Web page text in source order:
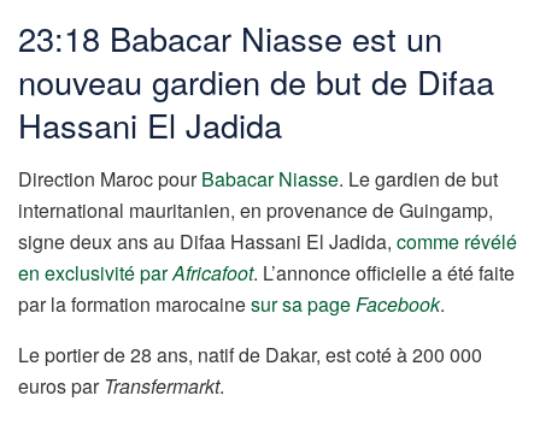
23:18 Babacar Niasse est un
nouveau gardien de but de Difaa
Hassani El Jadida
Direction Maroc pourBabacar Niasse. Le gardien de but
international mauritanien, en provenance de Guingamp,
signe deux ans au Difaa Hassani El Jadida, comme révélé
en exclusivité parAfricafoot. L’annonce officielle a été faite
par la formation marocainesur sa pageFacebook.
Le portier de 28 ans, natif de Dakar, est coté à 200 000
euros par Transfermarkt.